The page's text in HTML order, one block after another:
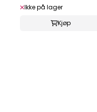
Ikke på lager
Kjøp